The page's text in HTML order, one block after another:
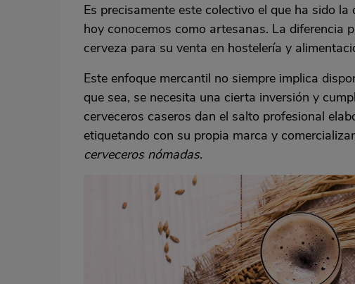
Es precisamente este colectivo el que ha sido
hoy conocemos como artesanas. La diferencia
cerveza para su venta en hostelería y
Este enfoque mercantil no siempre implica
que sea, se necesita una cierta inversión y
cerveceros caseros dan el salto profesional
etiquetando con su propia marca y
cerveceros nómadas.